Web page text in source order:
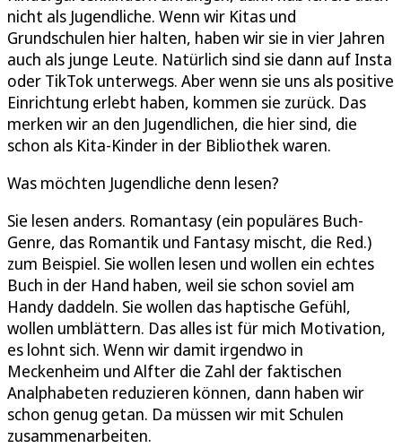
nicht als Jugendliche. Wenn wir Kitas und
Grundschulen hier halten, haben wir sie in vier Jahren
auch als junge Leute. Natürlich sind sie dann auf Insta
oder TikTok unterwegs. Aber wenn sie uns als positive
Einrichtung erlebt haben, kommen sie zurück. Das
merken wir an den Jugendlichen, die hier sind, die
schon als Kita-Kinder in der Bibliothek waren.
Was möchten Jugendliche denn lesen?
Sie lesen anders. Romantasy (ein populäres Buch-
Genre, das Romantik und Fantasy mischt, die Red.)
zum Beispiel. Sie wollen lesen und wollen ein echtes
Buch in der Hand haben, weil sie schon soviel am
Handy daddeln. Sie wollen das haptische Gefühl,
wollen umblättern. Das alles ist für mich Motivation,
es lohnt sich. Wenn wir damit irgendwo in
Meckenheim und Alfter die Zahl der faktischen
Analphabeten reduzieren können, dann haben wir
schon genug getan. Da müssen wir mit Schulen
zusammenarbeiten.